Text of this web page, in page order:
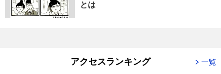
とは
アクセスランキング 一覧